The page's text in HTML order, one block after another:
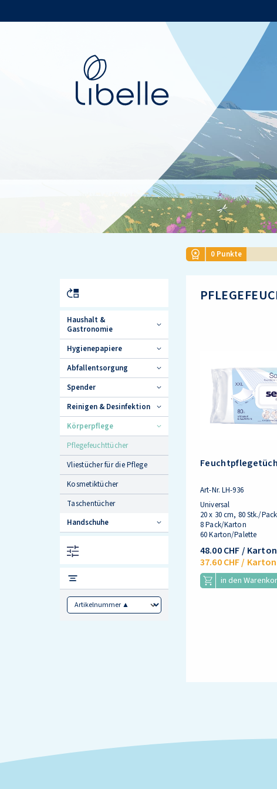
0 Punkte
Art-Nr.LH-936
Universal
20 x 30 cm, 80 Stk./
8 Pack/Karton
60 Karton/Palette
48.00 CHF/ Karton
37.60 CHF/ Karton
in den
Haushalt &
Gastronomie
Hygienepapiere
Abfallentsorgung
Spender
Reinigen & Desinfektion
Körperpflege
Pflegefeuchttücher
Vliestücher für die Pflege
Kosmetiktücher
Taschentücher
Handschuhe
Sorting